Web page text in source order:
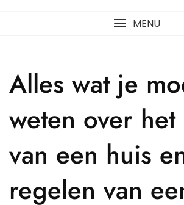
MENU
Alles wat je
weten over
van een huis
regelen van